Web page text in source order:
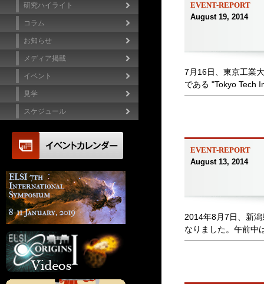
研究ハイライト
コラム
お知らせ
メディア掲載
イベント
見学
スケジュール
EVENT-REPORT
August 19, 2014
7月16日、東京工業
である "Tokyo Tech
EVENT-REPORT
August 13, 2014
2014年8月7日、新
なりました。午前中